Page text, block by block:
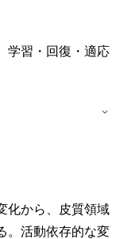
学習・回復・適応
化から、皮質領域
。活動依存的な変